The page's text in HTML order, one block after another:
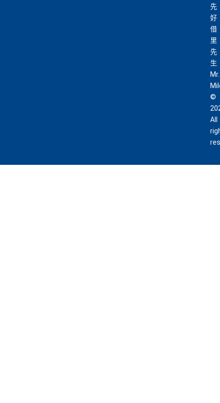
先
好
借
里
先
生
Mr.
©
All